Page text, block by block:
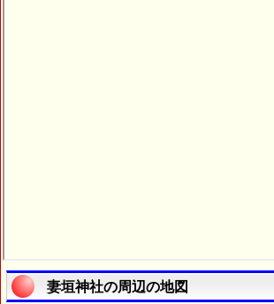
妻垣神社の周辺の地図